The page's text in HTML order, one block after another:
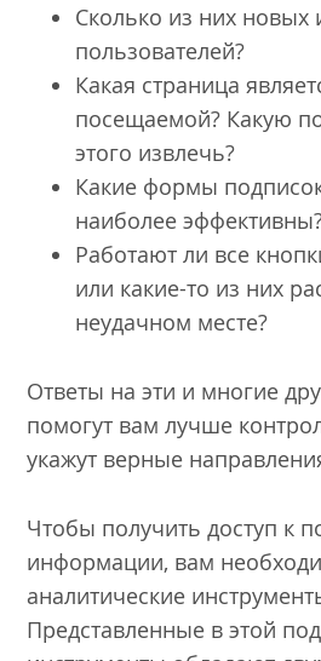
Сколько из них новых
пользователей?
Какая страница
посещаемой? Какую
этого извлечь?
Какие формы
наиболее
Работают ли все
или какие-то из них
неудачном месте?
Ответы на эти и многие
помогут вам лучше
укажут верные
Чтобы получить доступ к
информации, вам
аналитические
Представленные в этой